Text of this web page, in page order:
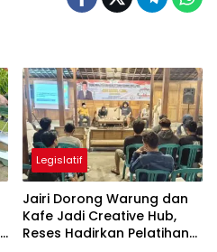
Legislatif
Jairi Dorong Warung dan
Kafe Jadi Creative Hub,
Reses Hadirkan Pelatihan